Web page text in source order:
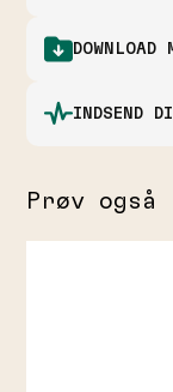
DOWNLOAD
INDSEND
Prøv